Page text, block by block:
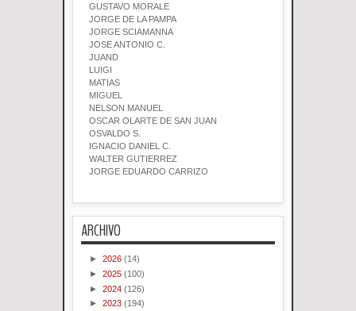
GUSTAVO MORALE
JORGE DE LA PAMPA
JORGE SCIAMANNA
JOSE ANTONIO C.
JUAND
LUIGI
MATIAS
MIGUEL
NELSON MANUEL
OSCAR OLARTE DE SAN JUAN
OSVALDO S.
IGNACIO DANIEL C.
WALTER GUTIERREZ
JORGE EDUARDO CARRIZO
ARCHIVO
► 2026 (14)
► 2025 (100)
► 2024 (126)
► 2023 (194)